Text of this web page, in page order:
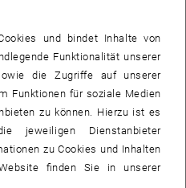
auf. Spenden Sie das
um Vorlage eines amtlichen
bestätigen Sie, dass kein
betreffend vorliegt und Sie
EDV des Roten Kreuzes
und bindet Inhalte von
Funktionalität unserer
die Zugriffe auf unserer
Funktionen für soziale Medien
zu können. Hierzu ist es
jeweiligen Dienstanbieter
zu Cookies und Inhalten
finden Sie in unserer